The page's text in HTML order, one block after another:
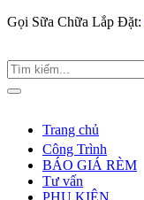
Gọi Sữa Chữa Lắp Đặt:
Tìm
kiếm:
Toggle
Trang chủ
Công Trình
BÁO GIÁ RÈM
Tư vấn
PHỤ KIỆN